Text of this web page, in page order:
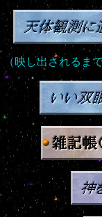
（映し出されるま